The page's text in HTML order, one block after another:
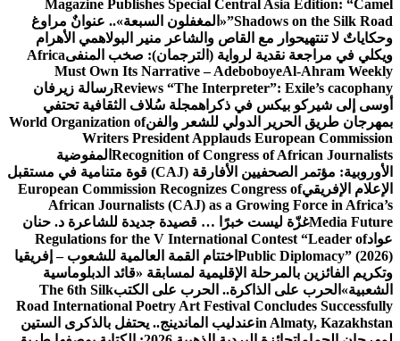
Magazine Publishes Special Central Asia Edition: “Camel
Shadows on the Silk Road” «المغفلون السبعة».. عنوانٌ مراوغ
وحكاياتٌ لا تنتهيحوار مع القاص والشاعر منير البولاهمي الأهرام
ويكلي في مراجعة نقدية لرواية (الترجمان): صخب المنفىAfrica
Must Own Its Narrative – AdeboboyeAl-Ahram Weekly
Reviews “The Interpreter”: Exile’s cacophanyرسالة زيرفان
أوسى إلى شيركو بيكس في ذكراهمجلة سُلاف الثقافية تحتفي
بمهرجان طريق الحرير الدولي للشعر والفنWorld Organization of
Writers President Applauds European Commission
Recognition of Congress of African Journalists المفوضية
الأوروبية: مؤتمر الصحفيين الأفارقة (CAJ) قوة متنامية في مستقبل
الإعلام الإفريقيEuropean Commission Recognizes Congress of
African Journalists (CAJ) as a Growing Force in Africa’s
Media Futureغزّة ليست خبرًا … قصيدة جديدة للشاعرة د. حنان
عوادRegulations for the V International Contest “Leader of
Public Diplomacy” (2026) اختتام القمة العالمية للشعوب – إفريقيا
وتكريم الفائزين بالمرحلة الإقليمية لمسابقة «قائد الدبلوماسية
الشعبية» الحرب على الذاكرة.. الحرب على الكتبThe 6th Silk
Road International Poetry Art Festival Concludes Successfully
in Almaty, Kazakhstanعندليب الماندينج.. يحتفل بالذكرى الستين